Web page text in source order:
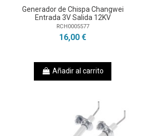
Generador de Chispa Changwei
Entrada 3V Salida 12KV
RCH0005577
16,00 €
Añadir al carrito